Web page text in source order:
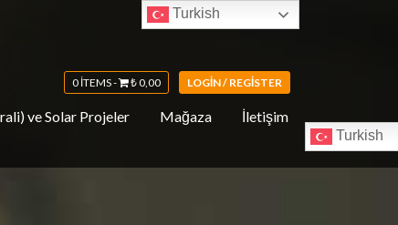
0 ITEMS - ₺0,00 LOGIN / REGISTER
ve Solar Projeler Mağaza İletişim
Turkish
Turkish